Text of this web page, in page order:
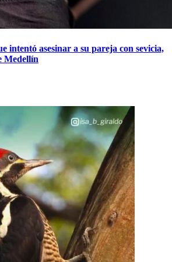
intentó asesinar a su pareja con sevicia,
Medellín